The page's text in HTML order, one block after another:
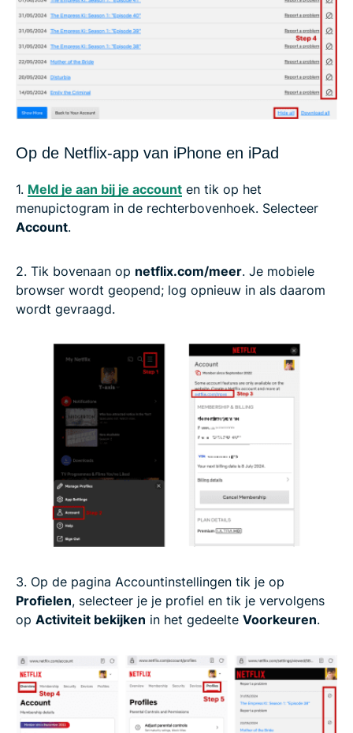
Op de Netflix-app van iPhone en iPad
1. Meld je aan bij je account en tik op het
menupictogram in de rechterbovenhoek. Selecteer
Account.
2. Tik bovenaan op netflix.com/meer. Je mobiele
browser wordt geopend; log opnieuw in als daarom
wordt gevraagd.
3. Op de pagina Accountinstellingen tik je op
Profielen, selecteer je je profiel en tik je vervolgens
op Activiteit bekijken in het gedeelte Voorkeuren.